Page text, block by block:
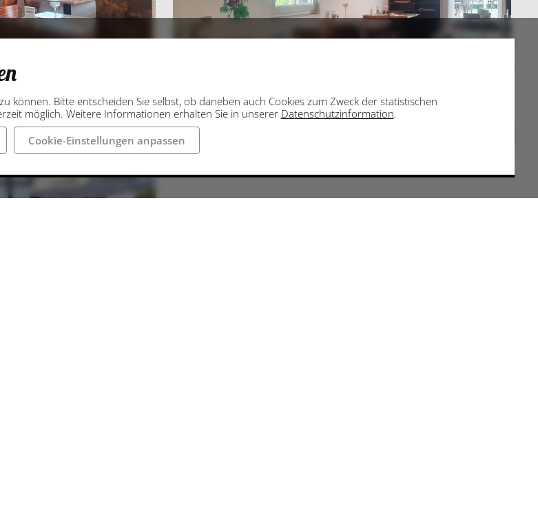
können. Bitte entscheiden Sie selbst, ob daneben auch Cookies zum Zweck der statistischen
möglich. Weitere Informationen erhalten Sie in unserer Datenschutzinformation.
Cookie-Einstellungen anpassen